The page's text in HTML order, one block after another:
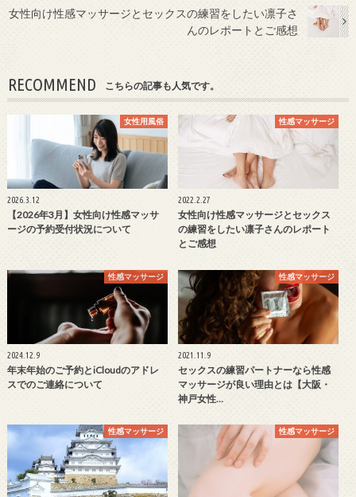
女性向け性感マッサージとセックスの練習をしたい凛子さ
んのレポートとご感想
RECOMMEND こちらの記事も人気です。
女性用風俗
2026.3.12
【2026年3月】女性向け性感マッサ
ージの予約受付状況について
性感マッサージ
2022.2.27
女性向け性感マッサージとセックス
の練習をしたい凛子さんのレポート
とご感想
性感マッサージ
2024.12.9
年末年始のご予約とiCloudのアドレ
スでのご連絡について
性感マッサージ
2021.11.9
セックスの練習パートナーなら性感
マッサージが良い理由とは【大阪・
神戸女性…
性感マッサージ 性感マッサージ